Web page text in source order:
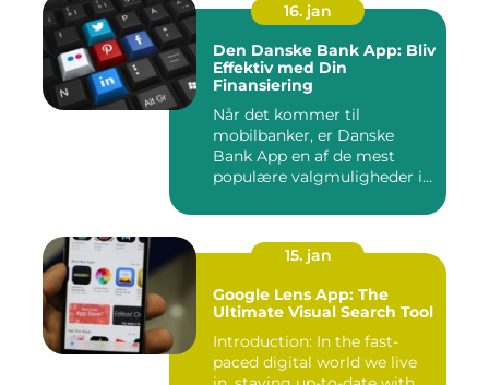
16. jan
Den Danske Bank App: Bliv
Effektiv med Din
Finansiering
Når det kommer til
mobilbanker, er Danske
Bank App en af de mest
populære valgmuligheder i
15. jan
Google Lens App: The
Ultimate Visual Search Tool
Introduction: In the fast-
paced digital world we live